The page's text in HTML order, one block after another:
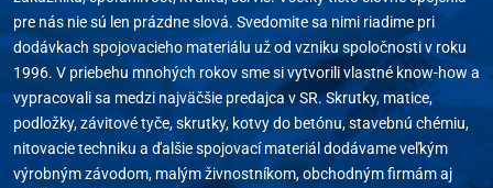
pre nás nie sú len prázdne slová. Svedomite sa nimi riadime pri
dodávkach spojovacieho materiálu už od vzniku spoločnosti v roku
1996. V priebehu mnohých rokov sme si vytvorili vlastné know-how a
vypracovali sa medzi najväčšie predajca v SR. Skrutky, matice,
podložky, závitové tyče, skrutky, kotvy do betónu, stavebnú chémiu,
nitovacie techniku a ďalšie spojovací materiál dodávame veľkým
výrobným závodom, malým živnostníkom, obchodným firmám aj